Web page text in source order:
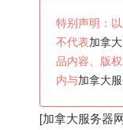
特别声明：
不代表加拿
品内容、版
内与加拿大
[加拿大服务器